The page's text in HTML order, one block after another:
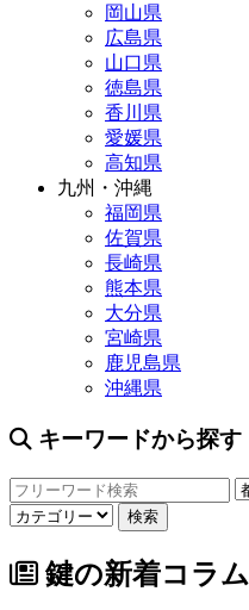
岡山県
広島県
山口県
徳島県
香川県
愛媛県
高知県
九州・沖縄
福岡県
佐賀県
長崎県
熊本県
大分県
宮崎県
鹿児島県
沖縄県
キーワードから探す
鍵の新着コラム